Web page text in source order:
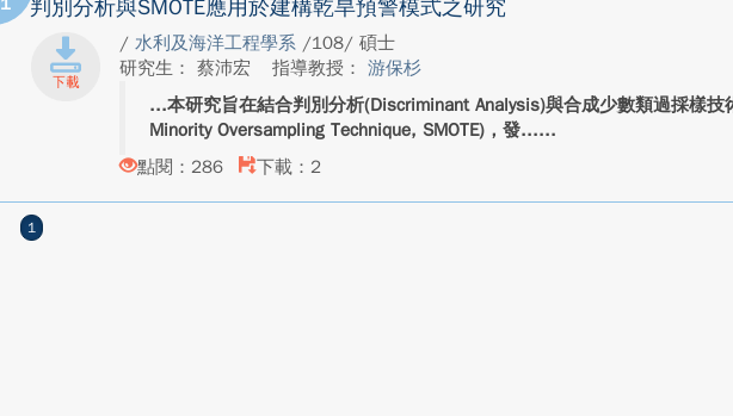
判別分析與SMOTE應用於建構乾旱預警模式之研究
/ 水利及海洋工程學系 /108/ 碩士
研究生： 蔡沛宏
指導教授： 游保杉
本研究旨在結合判別分析(Discriminant Analysis)與合成少數類過採樣技
Minority Oversampling Technique, SMOTE)，發...
點閱：286
下載：2
1